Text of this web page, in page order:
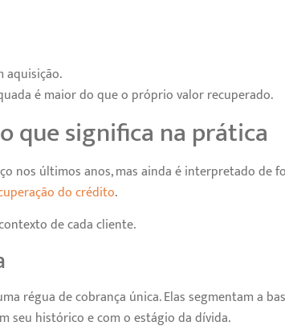
aquisição.
é maior do que o próprio valor recuperado.
que significa na prática
nos últimos anos, mas ainda é interpretado de
do crédito.
de cada cliente.
régua de cobrança única. Elas segmentam a
seu histórico e com o estágio da dívida.